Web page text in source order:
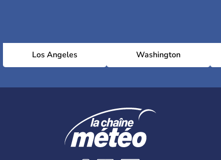
Los Angeles Washington